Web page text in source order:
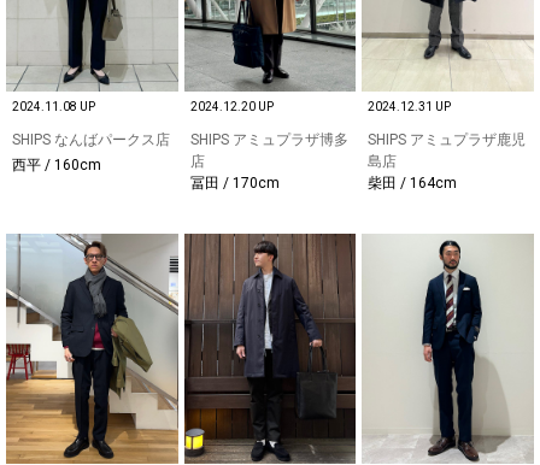
2024.11.08 UP
SHIPS なんばパークス店
西平 / 160cm
2024.12.20 UP
SHIPS アミュプラザ博多
店
冨田 / 170cm
2024.12.31 UP
SHIPS アミュプラザ鹿児
島店
柴田 / 164cm